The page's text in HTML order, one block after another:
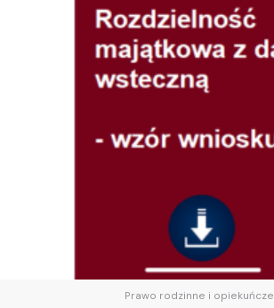
Prawo rodzinne i opiekuńcze